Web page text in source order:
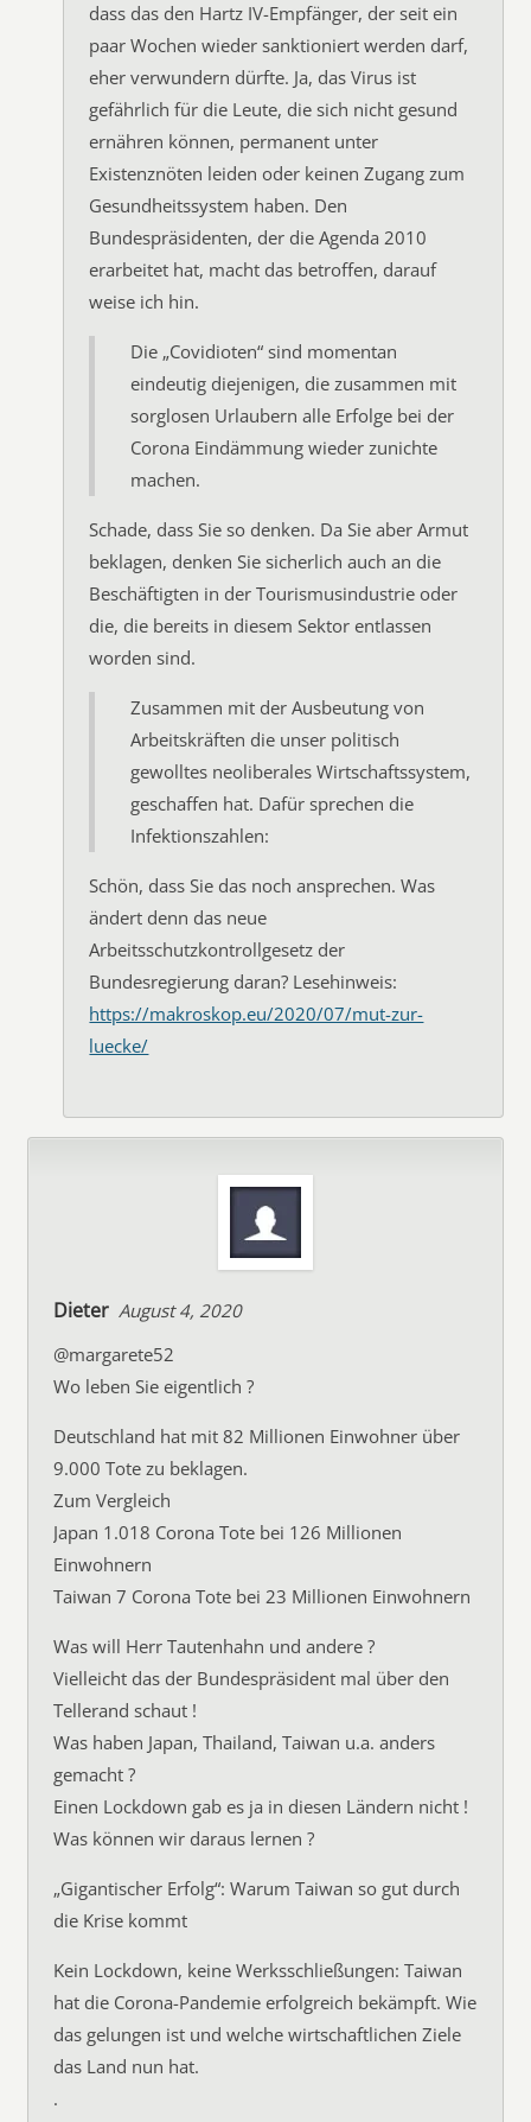
dass das den Hartz IV-Empfänger, der seit ein
paar Wochen wieder sanktioniert werden darf,
eher verwundern dürfte. Ja, das Virus ist
gefährlich für die Leute, die sich nicht gesund
ernähren können, permanent unter
Existenznöten leiden oder keinen Zugang zum
Gesundheitssystem haben. Den
Bundespräsidenten, der die Agenda 2010
erarbeitet hat, macht das betroffen, darauf
weise ich hin.
Die „Covidioten“ sind momentan
eindeutig diejenigen, die zusammen mit
sorglosen Urlaubern alle Erfolge bei der
Corona Eindämmung wieder zunichte
machen.
Schade, dass Sie so denken. Da Sie aber Armut
beklagen, denken Sie sicherlich auch an die
Beschäftigten in der Tourismusindustrie oder
die, die bereits in diesem Sektor entlassen
worden sind.
Zusammen mit der Ausbeutung von
Arbeitskräften die unser politisch
gewolltes neoliberales Wirtschaftssystem,
geschaffen hat. Dafür sprechen die
Infektionszahlen:
Schön, dass Sie das noch ansprechen. Was
ändert denn das neue
Arbeitsschutzkontrollgesetz der
Bundesregierung daran? Lesehinweis:
https://makroskop.eu/2020/07/mut-zur-
luecke/
Dieter August 4, 2020
@margarete52
Wo leben Sie eigentlich ?
Deutschland hat mit 82 Millionen Einwohner über
9.000 Tote zu beklagen.
Zum Vergleich
Japan 1.018 Corona Tote bei 126 Millionen
Einwohnern
Taiwan 7 Corona Tote bei 23 Millionen Einwohnern
Was will Herr Tautenhahn und andere ?
Vielleicht das der Bundespräsident mal über den
Tellerand schaut !
Was haben Japan, Thailand, Taiwan u.a. anders
gemacht ?
Einen Lockdown gab es ja in diesen Ländern nicht !
Was können wir daraus lernen ?
„Gigantischer Erfolg“: Warum Taiwan so gut durch
die Krise kommt
Kein Lockdown, keine Werksschließungen: Taiwan
hat die Corona-Pandemie erfolgreich bekämpft. Wie
das gelungen ist und welche wirtschaftlichen Ziele
das Land nun hat.
.